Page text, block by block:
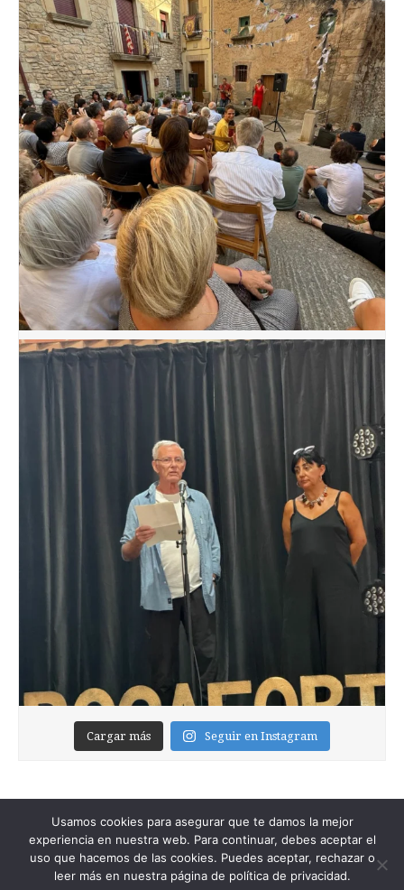
Cargar más Seguir en Instagram
Copyright © 2026 Foixblog . All Rights Reserved.
Usamos cookies para asegurar que te damos la mejor
experiencia en nuestra web. Para continuar, debes aceptar el
uso que hacemos de las cookies. Puedes aceptar, rechazar o
leer más en nuestra página de política de privacidad.